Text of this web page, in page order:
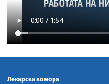
Лекарска комора